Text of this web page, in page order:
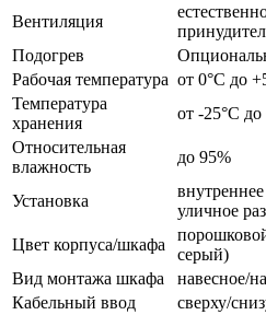
Вентиляция
Подогрев
Рабочая температура от 0°C до
Температура
хранения
от -25°C до
Относительная
влажность
до 95%
Установка
уличное
Цвет корпуса/шкафа
серый)
Вид монтажа шкафа
навесное/
Кабельный ввод
сверху/